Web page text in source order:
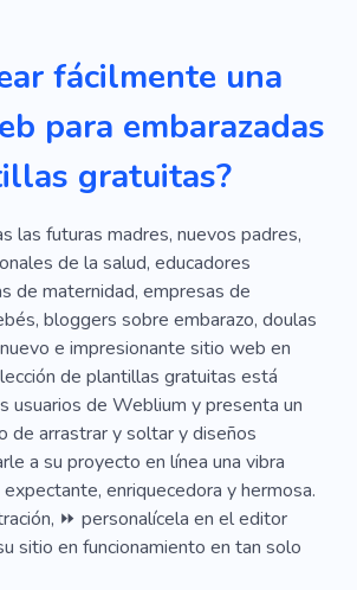
Recuerdos
Niños
Niños
Cuentos De Hadas
Parques Infantiles
Divertido
Amar
Para Niño
Fiesta
Celebración
Bebé
Niñera
Recién Nacido
Regalo De Cumpleaños
Juegos De Regalo
fácilmente una
para embarazadas
gratuitas?
las futuras madres, nuevos padres,
de la salud, educadores
de maternidad, empresas de
bloggers sobre embarazo, doulas
e impresionante sitio web en
de plantillas gratuitas está
usuarios de Weblium y presenta un
de arrastrar y soltar y diseños
a su proyecto en línea una vibra
enriquecedora y hermosa.
⏩ personalícela en el editor
sitio en funcionamiento en tan solo